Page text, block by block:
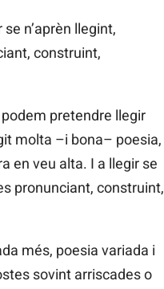
n’aprèn llegint,
construint,
pretendre llegir
molta –i bona– poesia,
en veu alta. I a llegir se
pronunciant, construint,
més, poesia variada i
sovint arriscades o